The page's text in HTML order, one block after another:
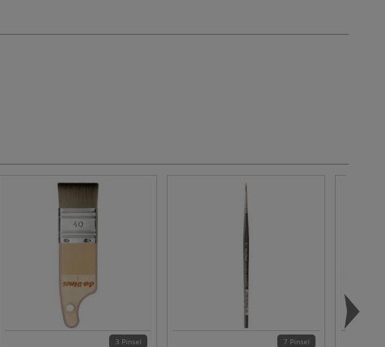
3 Pinsel 7 Pinsel